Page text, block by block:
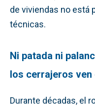
de viviendas no está
técnicas.
Ni patada ni
los cerrajeros ven
Durante décadas, el